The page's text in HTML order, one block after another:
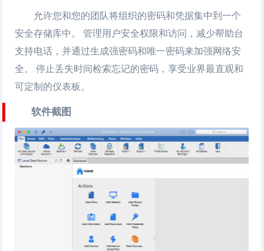
允许您和您的团队将组织的密码和凭据集中到一个
安全存储库中。 管理用户安全权限和访问，减少帮助台
支持电话，并通过生成强密码和唯一密码来加强网络安
全。 停止丢失时间检索忘记的密码，享受业界最直观和
可定制的仪表板。
软件截图